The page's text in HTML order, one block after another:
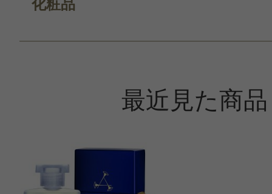
化粧品
最近見た商品